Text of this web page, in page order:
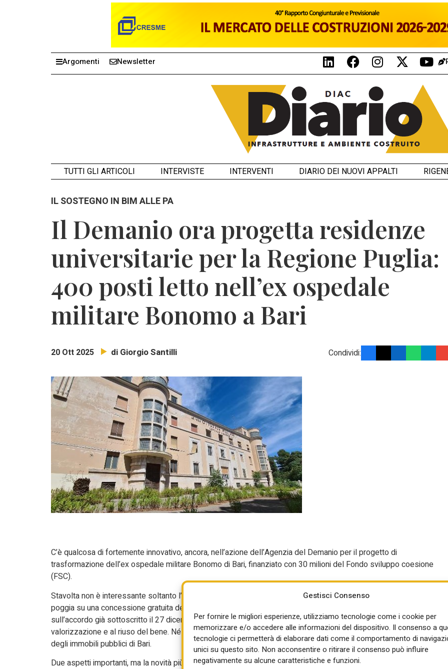
Gestisci Consenso
Per fornire le migliori esperienze, utilizziamo tecnologie come i cookie per
memorizzare e/o accedere alle informazioni del dispositivo. Il consenso a
tecnologie ci permetterà di elaborare dati come il comportamento di
unici su questo sito. Non acconsentire o ritirare il consenso può influire
negativamente su alcune caratteristiche e funzioni.
Argomenti Newsletter
TUTTI GLI ARTICOLI INTERVISTE INTERVENTI DIARIO DEI NUOVI APPALTI
IL SOSTEGNO IN BIM ALLE PA
Il Demanio ora progetta residenze
universitarie per la Regione Puglia:
400 posti letto nell’ex ospedale
militare Bonomo a Bari
20 Ott 2025 di Giorgio Santilli Condividi:
C’è qualcosa di fortemente innovativo, ancora, nell’azione dell’Agenzia del Demanio per il progetto di
trasformazione dell’ex ospedale militare Bonomo di Bari, finanziato con 30 milioni del Fondo sviluppo coesione
(FSC).
Stavolta non è interessante soltanto l’operazione di trasformazione dell’immobile in una residenza universitaria, che
poggia su una concessione gratuita dell’immobile di proprietà dello Stato alla Regione Puglia per 50 anni e
sull’accordo già sottoscritto il 27 dicembre 2023 tra l’Agenzia, la Regione e Adisu Puglia, finalizzato alla
valorizzazione e al riuso del bene. Né l’interesse risiede solo nel fatto che l’operazione sia attuativa del Piano Città
degli immobili pubblici di Bari.
Due aspetti importanti, ma la novità più rilevante questa volta è nel fatto che la Struttura per la progettazione del